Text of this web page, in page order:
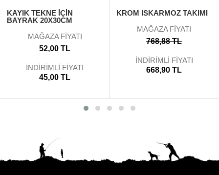
KAYIK TEKNE İÇIN
BAYRAK 20X30CM
MAĞAZA FİYATI
52,00 TL
İNDİRİMLİ FİYATI
45,00 TL
KROM ISKARMOZ TAKIMI
MAĞAZA FİYATI
768,88 TL
İNDİRİMLİ FİYATI
668,90 TL